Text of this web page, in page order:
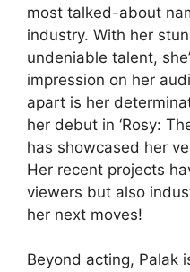
most talked-about
industry. With her
undeniable talent,
impression on her
apart is her
her debut in ‘Rosy:
has showcased her
Her recent projects
viewers but also
her next moves!
Beyond acting, Palak